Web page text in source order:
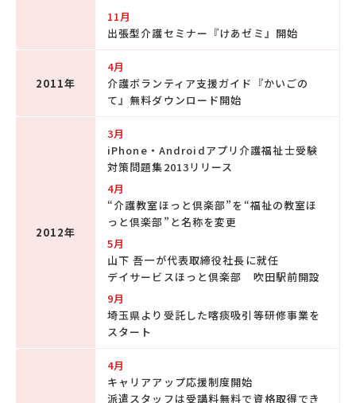
11月
出張型介護セミナー『けあゼミ』開始
2011年
4月
介護ボランティア支援ガイド『かいごの
て』無料ダウンロード開始
2012年
3月
iPhone・Androidアプリ介護福祉士受験
対策問題集2013リリース
4月
“介護教室ほっと倶楽部”を“福祉の教室ほ
っと倶楽部”と名称を変更
5月
山下 吾一が代表取締役社長に就任
デイサービスほっと倶楽部 吹田駅前開設
9月
埼玉県より受託した喀痰吸引等研修事業を
スタート
4月
キャリアアップ応援制度開始
派遣スタッフは受講料無料で資格取得でき